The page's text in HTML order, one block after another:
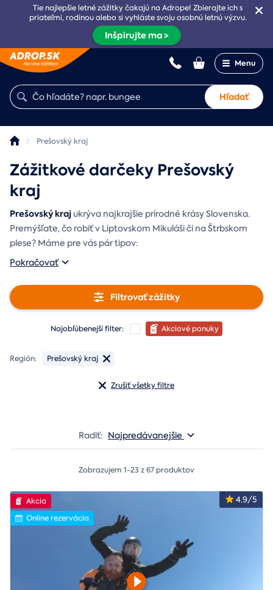
Tie najlepšie letné zážitky čakajú na Adrope! Zbierajte ich s
priateľmi, rodinou alebo si vyhláste svoju osobnú letnú výzvu.
Inšpirujte ma >
Menu
Hľadať
Prešovský kraj
Zážitkové darčeky Prešovský
kraj
Prešovský kraj ukrýva najkrajšie prírodné krásy Slovenska.
Premýšľate, čo robiť v Liptovskom Mikuláši či na Štrbskom
plese? Máme pre vás pár tipov:
Pokračovať
Filtrovať zážitky
Najobľúbenejší filter: Akciové ponuky
Región: Prešovský kraj
Zrušiť všetky filtre
Radiť: Najpredávanejšie
Zobrazujem 1-23 z 67 produktov
4.9/5
Akcia
Online rezervácia